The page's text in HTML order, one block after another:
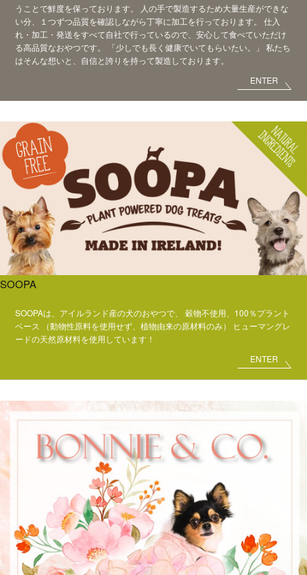
うことで鮮度を保っております。
人の手で製造するため大量生産ができな
い分、
１つずつ品質を確認しながら丁寧に加工を行っております。
仕入
れ・加工・発送をすべて自社で行っているので、安心して食べていただけ
る高品質なおやつです。
「少しでも長く健康でいてもらいたい。」 私たち
はそんな想いと、自信と誇りを持って製造しております。
ENTER
SOOPA
SOOPAは、アイルランド産の犬のおやつで、
穀物不使用、100％プラント
ベース
（動物性原料を使用せず、植物由来の原材料のみ）
ヒューマングレ
ードの天然原材料を使用しています！
ENTER